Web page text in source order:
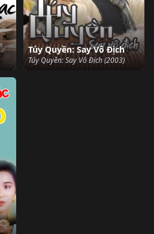
Túy Quyền: Say Vô Địch
Túy Quyền: Say Vô Địch (2003)